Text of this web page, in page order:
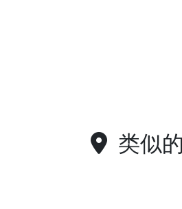
类似